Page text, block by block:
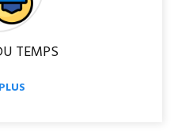
TEMPS